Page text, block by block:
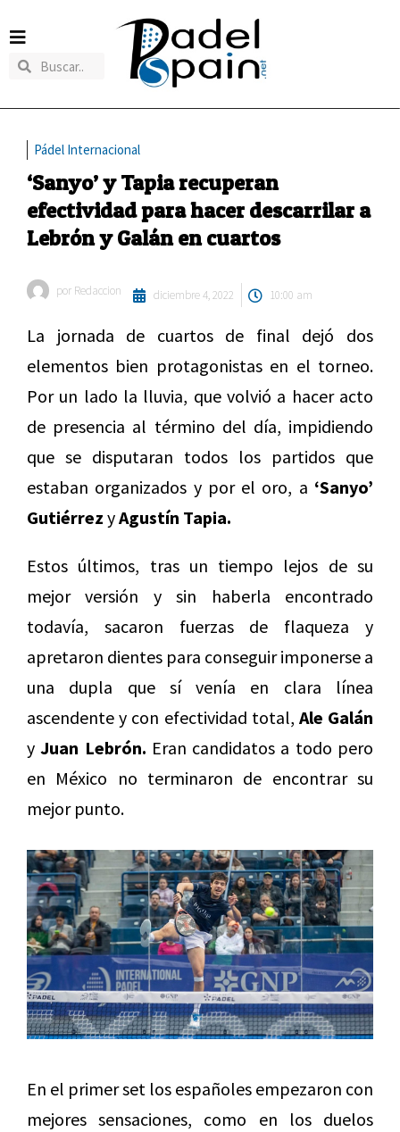
Pádel Internacional
‘Sanyo’ y Tapia recuperan
efectividad para hacer descarrilar a
Lebrón y Galán en cuartos
por Redaccion diciembre 4, 2022 10:00 am
La jornada de cuartos de final dejó dos
elementos bien protagonistas en el torneo.
Por un lado la lluvia, que volvió a hacer acto
de presencia al término del día, impidiendo
que se disputaran todos los partidos que
estaban organizados y por el oro, a ‘Sanyo’
Gutiérrez yAgustín Tapia.
Estos últimos, tras un tiempo lejos de su
mejor versión y sin haberla encontrado
todavía, sacaron fuerzas de flaqueza y
apretaron dientes para conseguir imponerse a
una dupla que sí venía en clara línea
ascendente y con efectividad total, Ale Galán
yJuan Lebrón. Eran candidatos a todo pero
en México no terminaron de encontrar su
mejor punto.
En el primer set los españoles empezaron con
mejores sensaciones, como en los duelos